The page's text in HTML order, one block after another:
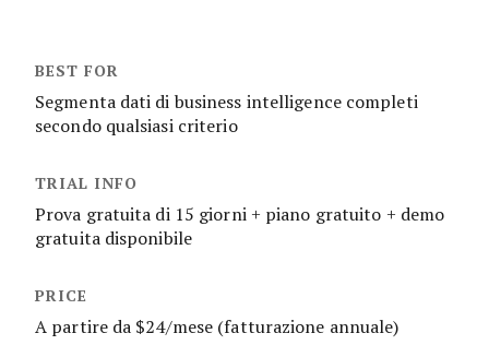
Segmenta dati di business intelligence completi
secondo qualsiasi criterio
Prova gratuita di 15 giorni + piano gratuito + demo
gratuita disponibile
A partire da $24/mese (fatturazione annuale)